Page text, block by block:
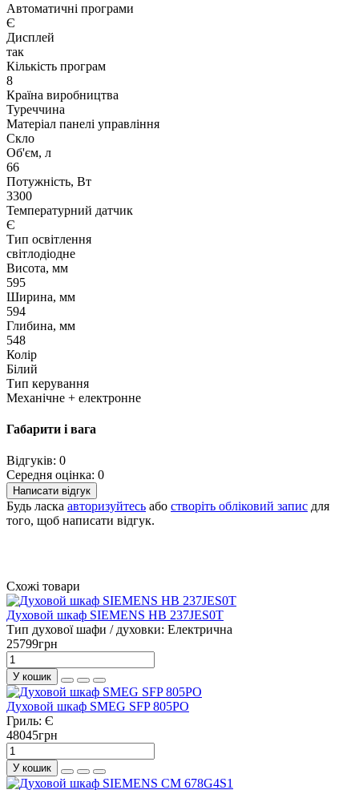
Автоматичні програми
Є
Дисплей
так
Кількість програм
8
Країна виробництва
Туреччина
Матеріал панелі управління
Скло
Об'єм, л
66
Потужність, Вт
3300
Температурний датчик
Є
Тип освітлення
свiтлодiодне
Висота, мм
595
Ширина, мм
594
Глибина, мм
548
Колір
Білий
Тип керування
Механічне + електронне
Габарити і вага
Відгуків: 0
Середня оцінка: 0
Написати відгук
Будь ласка авторизуйтесь або створіть обліковий запис для
того, щоб написати відгук.
Схожі товари
Духовой шкаф SIEMENS HB 237JES0T
Тип духової шафи / духовки: Електрична
25799грн
У кошик
Духовой шкаф SMEG SFP 805PO
Гриль: Є
48045грн
У кошик